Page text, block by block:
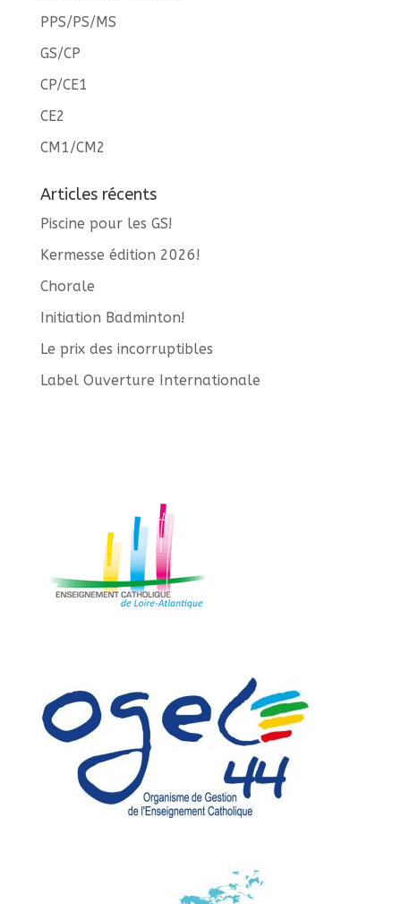
PPS/PS/MS
GS/CP
CP/CE1
CE2
CM1/CM2
Articles récents
Piscine pour les GS!
Kermesse édition 2026!
Chorale
Initiation Badminton!
Le prix des incorruptibles
Label Ouverture Internationale